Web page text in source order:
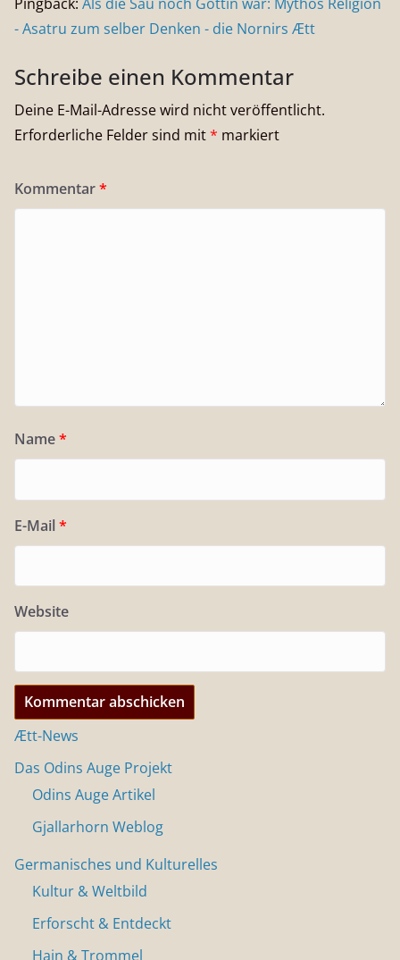
- Asatru zum selber Denken - die Nornirs Ætt
Schreibe einen Kommentar
Deine E-Mail-Adresse wird nicht veröffentlicht.
Erforderliche Felder sind mit* markiert
Kommentar*
Name*
E-Mail *
Website
Ætt-News
Das Odins Auge Projekt
Odins Auge Artikel
Gjallarhorn Weblog
Germanisches und Kulturelles
Kultur & Weltbild
Erforscht & Entdeckt
Hain & Trommel